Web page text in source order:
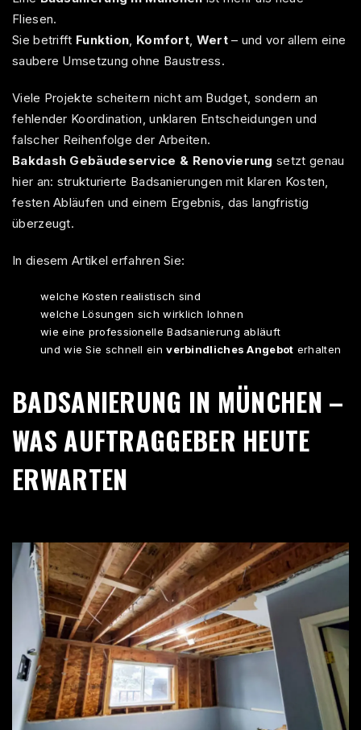
Fliesen.
Sie betrifft Funktion Komfort Wert– und vor allem eine
saubere Umsetzung ohne Baustress.
Viele Projekte scheitern nicht am Budget, sondern an
fehlender Koordination, unklaren Entscheidungen und
falscher Reihenfolge der Arbeiten.
Bakdash Gebäudeservice & Renovierung setzt genau
hier an: strukturierte Badsanierungen mit klaren Kosten,
festen Abläufen und einem Ergebnis, das langfristig
überzeugt.
In diesem Artikel erfahren Sie:
welche Kosten realistisch sind
welche Lösungen sich wirklich lohnen
wie eine professionelle Badsanierung abläuft
und wie Sie schnell einverbindliches Angebot erhalten
BADSANIERUNG IN MÜNCHEN –
WAS AUFTRAGGEBER HEUTE
ERWARTEN